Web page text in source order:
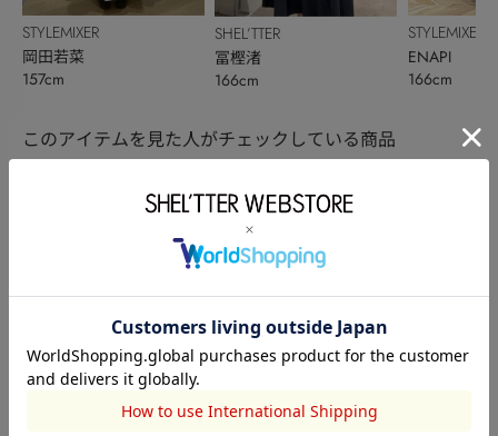
STYLEMIXER
岡田若菜
157cm
SHEL’TTER
冨樫渚
166cm
STYLEMIXER
ENAPI
166cm
このアイテムを見た人がチェックしている商品
閲覧中カテゴリーのランキング
TOPICS